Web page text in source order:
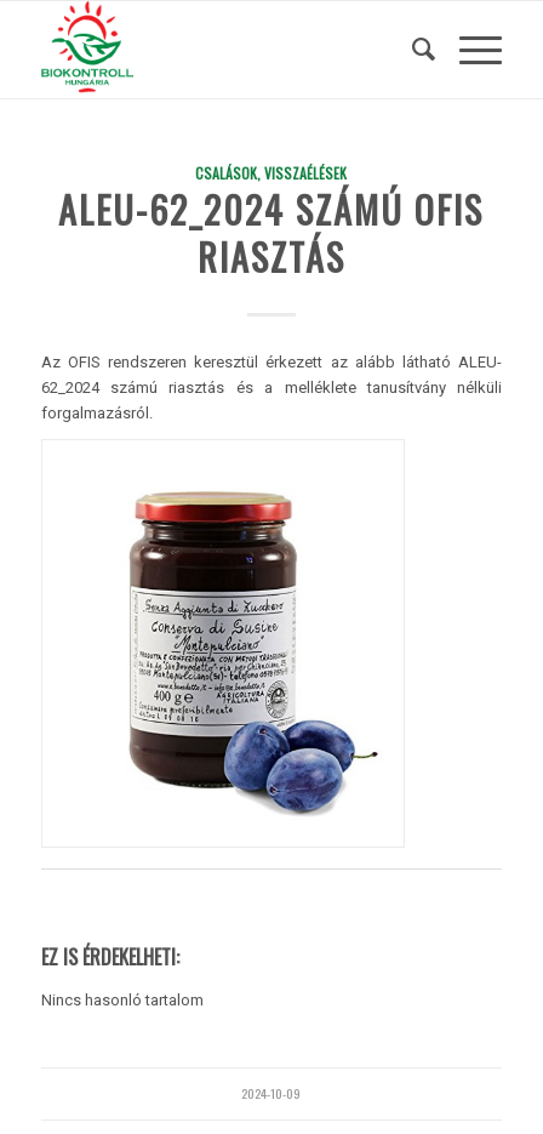
CSALÁSOK, VISSZAÉLÉSEK
ALEU-62_2024 SZÁMÚ OFIS
RIASZTÁS
Az OFIS rendszeren keresztül érkezett az alább látható ALEU-
62_2024 számú riasztás és a melléklete tanusítvány nélküli
forgalmazásról.
EZ IS ÉRDEKELHETI:
Nincs hasonló tartalom
2024-10-09